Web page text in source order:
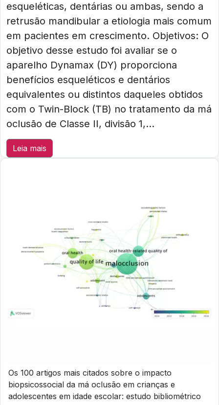
esqueléticas, dentárias ou ambas, sendo a
retrusão mandibular a etiologia mais comum
em pacientes em crescimento. Objetivos: O
objetivo desse estudo foi avaliar se o
aparelho Dynamax (DY) proporciona
benefícios esqueléticos e dentários
equivalentes ou distintos daqueles obtidos
com o Twin-Block (TB) no tratamento da má
oclusão de Classe II, divisão 1,...
Leia mais
Os 100 artigos mais citados sobre o impacto
biopsicossocial da má oclusão em crianças e
adolescentes em idade escolar: estudo bibliométrico